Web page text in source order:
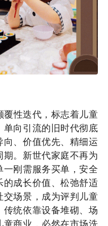
性迭代，标志着儿童
向引流的旧时代彻底
、价值优先、精细运
。新世代家庭不再为
刚需服务买单，安全
成长价值、松弛舒适
场景，成为评判儿童
统依靠设备堆砌、场
商业，必然在市场洗